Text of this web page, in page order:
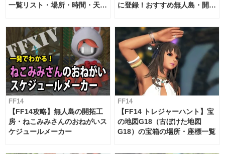
一覧リスト・場所・時間・天
に登録！おすすめ無人島・開拓
FF14
【FF14攻略】無人島の開拓工
房・ねこみみさんのおねがいス
ケジュールメーカー
FF14
【FF14 トレジャーハント】宝
の地図G18（古ぼけた地図
G18）の宝箱の場所・座標一覧